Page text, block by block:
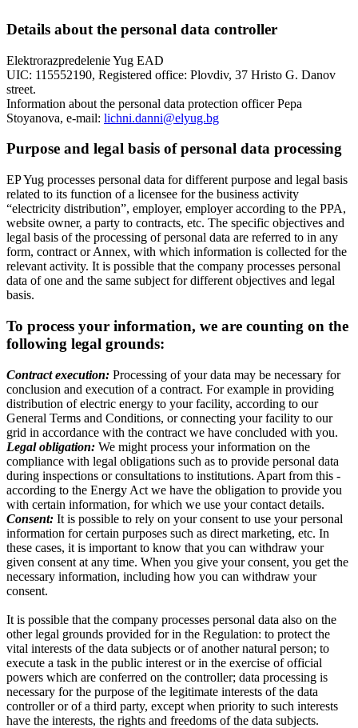
Details about the personal data controller
Elektrorazpredelenie Yug EAD
UIC: 115552190, Registered office: Plovdiv, 37 Hristo G. Danov
street.
Information about the personal data protection officer Pepa
Stoyanova, e-mail: lichni.danni@elyug.bg
Purpose and legal basis of personal data processing
EP Yug processes personal data for different purpose and legal basis
related to its function of a licensee for the business activity
“electricity distribution”, employer, employer according to the PPA,
website owner, a party to contracts, etc. The specific objectives and
legal basis of the processing of personal data are referred to in any
form, contract or Annex, with which information is collected for the
relevant activity. It is possible that the company processes personal
data of one and the same subject for different objectives and legal
basis.
To process your information, we are counting on the
following legal grounds:
Contract execution: Processing of your data may be necessary for
conclusion and execution of a contract. For example in providing
distribution of electric energy to your facility, according to our
General Terms and Conditions, or connecting your facility to our
grid in accordance with the contract we have concluded with you.
Legal obligation: We might process your information on the
compliance with legal obligations such as to provide personal data
during inspections or consultations to institutions. Apart from this -
according to the Energy Act we have the obligation to provide you
with certain information, for which we use your contact details.
Consent: It is possible to rely on your consent to use your personal
information for certain purposes such as direct marketing, etc. In
these cases, it is important to know that you can withdraw your
given consent at any time. When you give your consent, you get the
necessary information, including how you can withdraw your
consent.
It is possible that the company processes personal data also on the
other legal grounds provided for in the Regulation: to protect the
vital interests of the data subjects or of another natural person; to
execute a task in the public interest or in the exercise of official
powers which are conferred on the controller; data processing is
necessary for the purpose of the legitimate interests of the data
controller or of a third party, except when priority to such interests
have the interests, the rights and freedoms of the data subjects.